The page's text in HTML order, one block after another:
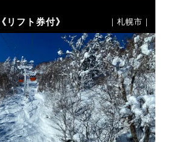
リフト券付》 ｜札幌市｜